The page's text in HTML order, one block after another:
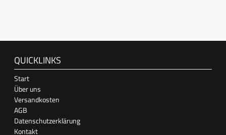
QUICKLINKS
Start
Über uns
Versandkosten
AGB
Datenschutzerklärung
Kontakt